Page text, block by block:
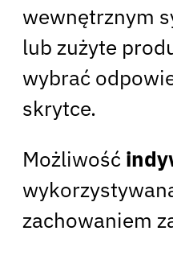
wewnętrznym
lub zużyte
wybrać
skrytce.
Możliwość
zachowaniem